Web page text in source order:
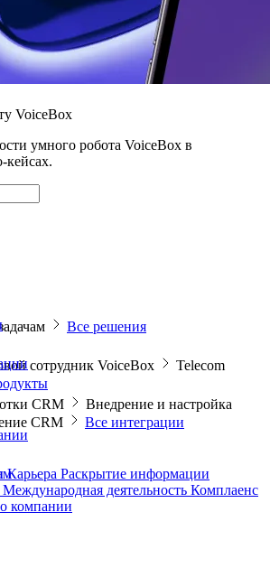
VoiceBox
умного робота VoiceBox в
кейсах.
Все решения
сотрудник VoiceBox
Telecom
CRM
Внедрение и настройка
CRM Все интеграции
Карьера Раскрытие информации
Международная деятельность Комплаенс
компании